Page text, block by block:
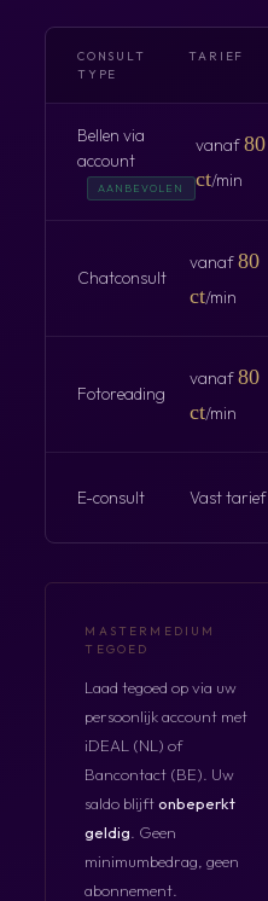
CONSULT
TYPE
TARIEF
Bellen via
account
AANBEVOLEN
vanaf80
ct/min
Chatconsult
vanaf80
ct/min
Fotoreading
vanaf80
ct/min
E-consult Vast tarief
MASTERMEDIUM
TEGOED
Laad tegoed op via uw
persoonlijk account met
iDEAL (NL) of
Bancontact (BE). Uw
saldo blijftonbeperkt
geldig . Geen
minimumbedrag, geen
abonnement.